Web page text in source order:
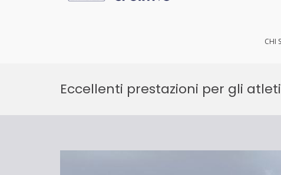
CHI
Eccellenti prestazioni per gli